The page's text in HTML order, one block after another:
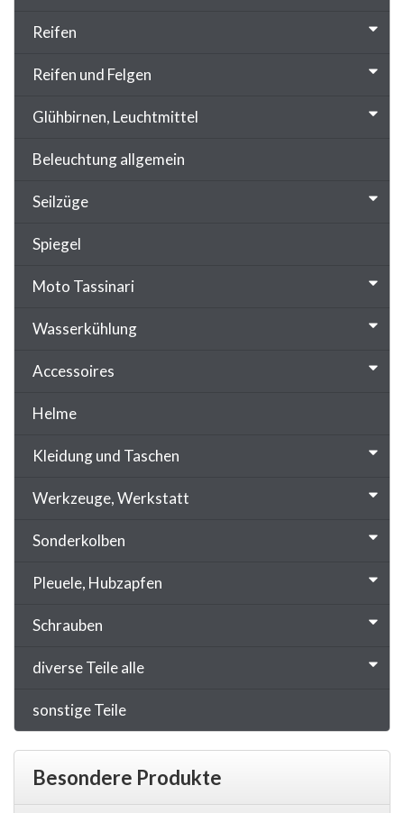
Reifen
Reifen und Felgen
Glühbirnen, Leuchtmittel
Beleuchtung allgemein
Seilzüge
Spiegel
Moto Tassinari
Wasserkühlung
Accessoires
Helme
Kleidung und Taschen
Werkzeuge, Werkstatt
Sonderkolben
Pleuele, Hubzapfen
Schrauben
diverse Teile alle
sonstige Teile
Besondere Produkte